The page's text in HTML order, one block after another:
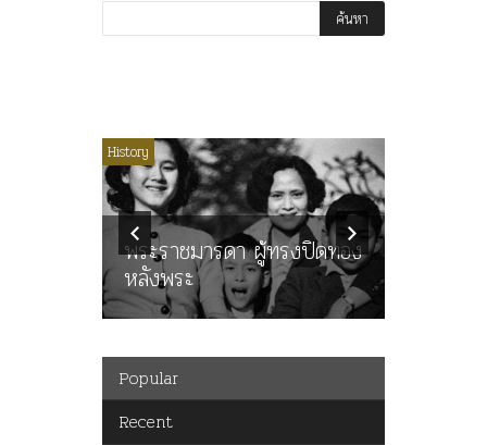
History
พระราชมารดา ผู้ทรงปิดทอง
หลังพระ
Popular
Recent